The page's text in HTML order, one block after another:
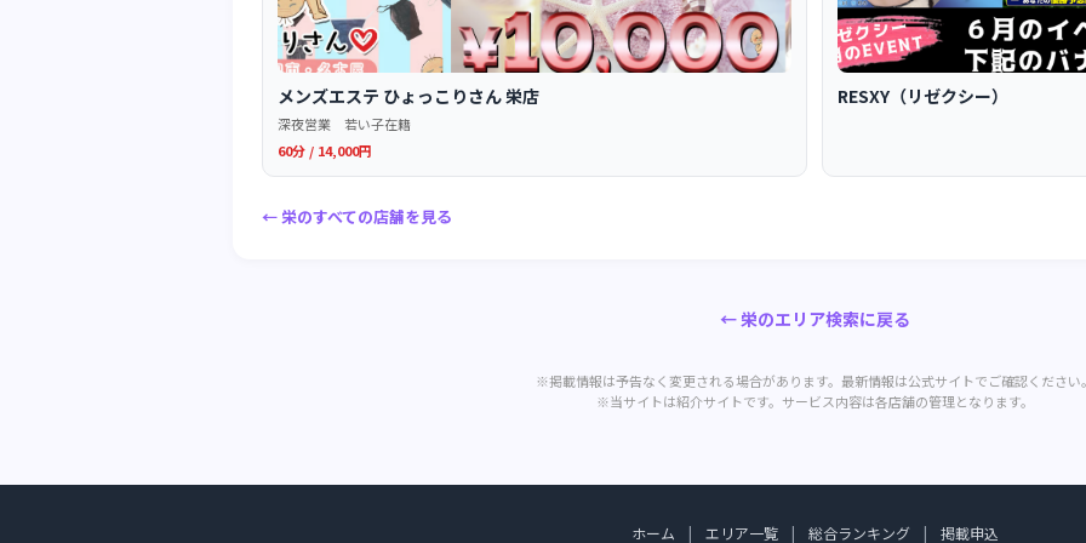
メンズエステ ひょっこりさん 栄店
深夜営業 若い子在籍
60分 / 14,000円
RESXY（リゼクシー）
← 栄のすべての店舗を見る
← 栄のエリア検索に戻る
※掲載情報は予告なく変更される場合があります。最新情報は公式サイトでご確認ください
※当サイトは紹介サイトです。サービス内容は各店舗の管理となります。
ホーム | エリア一覧 | 総合ランキング | 掲載申込